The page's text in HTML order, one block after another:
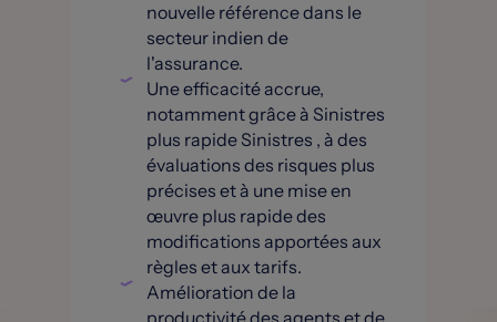
nouvelle référence dans le
secteur indien de
l'assurance.
Une efficacité accrue,
notamment grâce à Sinistres
plus rapide Sinistres , à des
évaluations des risques plus
précises et à une mise en
œuvre plus rapide des
modifications apportées aux
règles et aux tarifs.
Amélioration de la
productivité des agents et de